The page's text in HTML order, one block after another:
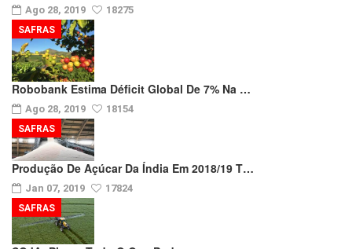
Ago 28, 2019 18275
Robobank Estima Déficit Global De 7% Na …
Ago 28, 2019 18154
SAFRAS
Produção De Açúcar Da Índia Em 2018/19 T…
Jan 07, 2019 17824
SAFRAS
SAFRAS